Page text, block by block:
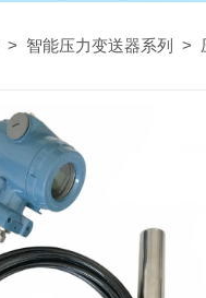
> 智能压力变送器系列 >